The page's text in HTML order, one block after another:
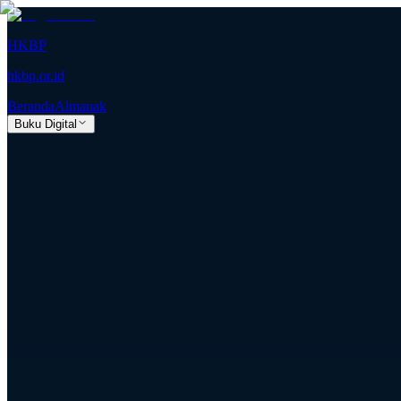
HKBP
hkbp.or.id
BerandaAlmanak
Buku Digital